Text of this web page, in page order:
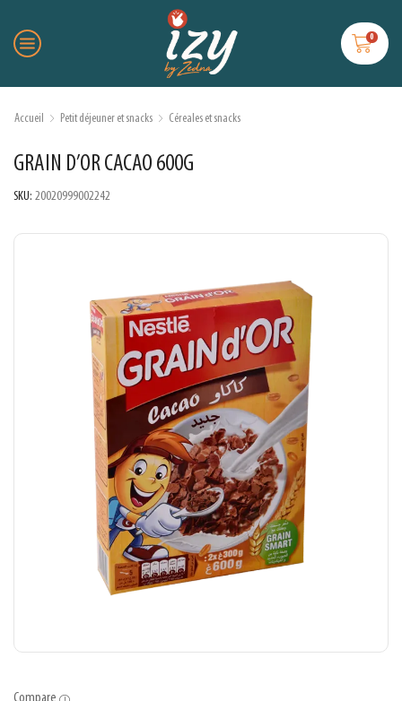
0
Accueil Petit déjeuner et snacks Céreales et snacks
GRAIN D’OR CACAO 600G
SKU: 20020999002242